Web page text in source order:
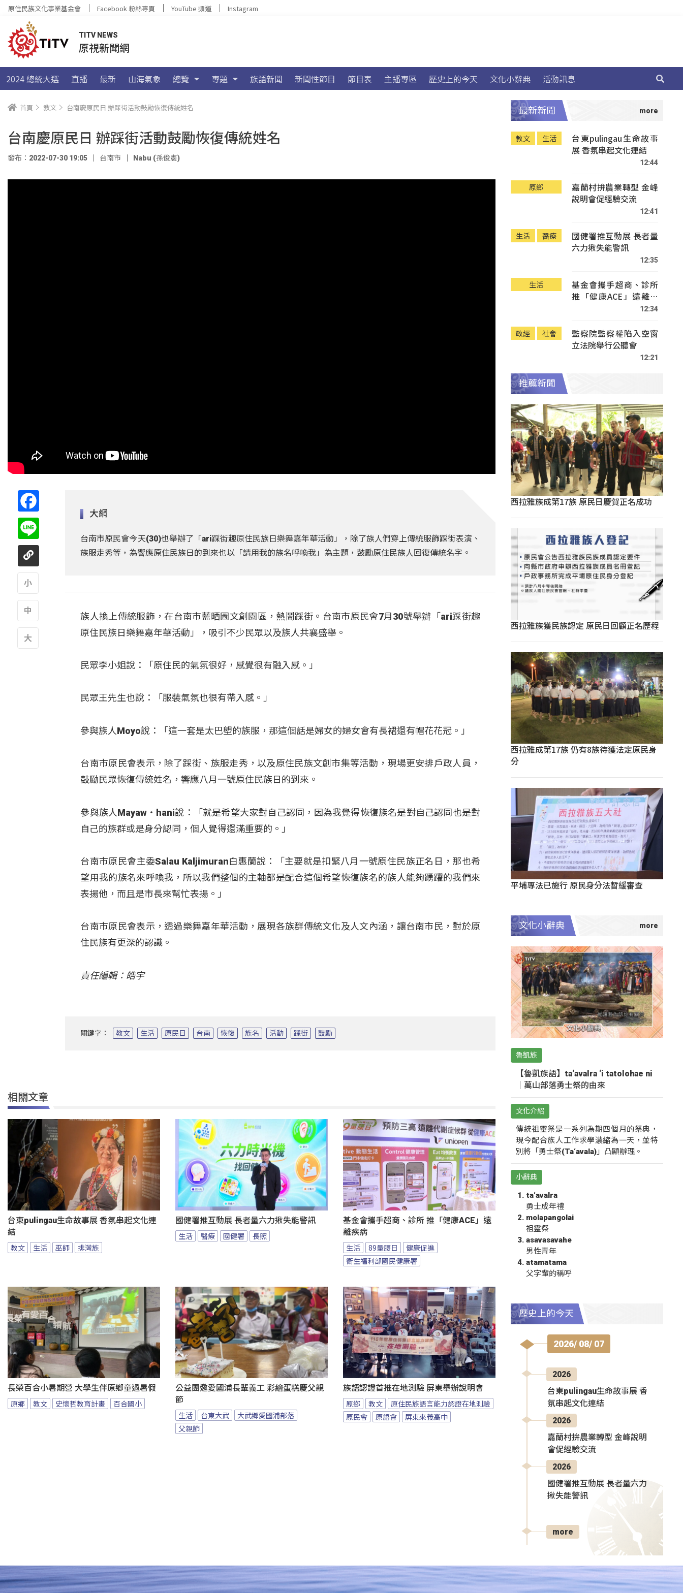
原住民族文化事業基金會 Facebook 粉絲專頁 YouTube 頻道 Instagram
TITV NEWS
原視新聞網
2024 總統大選 直播 最新 山海氣象 總覽 專題 族語新聞 新聞性節目 節目表 主播專區 歷史上的今天 文化小辭典 活動訊息
首頁 教文 台南慶原民日 辦踩街活動鼓勵恢復傳統姓名
台南慶原民日 辦踩街活動鼓勵恢復傳統姓名
發布：2022-07-30 19:05 台南市 Nabu (孫俊憲)
大綱
台南市原民會今天(30)也舉辦了「ari踩街趣原住民族日樂舞嘉年華活動」，除了族人們穿上傳統服飾踩街表演、
族服走秀等，為響應原住民族日的到來也以「請用我的族名呼喚我」為主題，鼓勵原住民族人回復傳統名字。
族人換上傳統服飾，在台南市藍晒圖文創園區，熱鬧踩街。台南市原民會7月30號舉辦「ari踩街趣
原住民族日樂舞嘉年華活動」，吸引不少民眾以及族人共襄盛舉。
民眾李小姐說：「原住民的氣氛很好，感覺很有融入感。」
民眾王先生也說：「服裝氣氛也很有帶入感。」
參與族人Moyo說：「這一套是太巴塱的族服，那這個話是婦女的婦女會有長裙還有帽花花冠。」
台南市原民會表示，除了踩街、族服走秀，以及原住民族文創市集等活動，現場更安排戶政人員，
鼓勵民眾恢復傳統姓名，響應八月一號原住民族日的到來。
參與族人Mayaw‧hani說：「就是希望大家對自己認同，因為我覺得恢復族名是對自己認同也是對
自己的族群或是身分認同，個人覺得還滿重要的。」
台南市原民會主委Salau Kaljimuran白惠蘭說：「主要就是扣緊八月一號原住民族正名日，那也希
望用我的族名來呼喚我，所以我們整個的主軸都是配合這個希望恢復族名的族人能夠踴躍的我們來
表揚他，而且是市長來幫忙表揚。」
台南市原民會表示，透過樂舞嘉年華活動，展現各族群傳統文化及人文內涵，讓台南市民，對於原
住民族有更深的認識。
責任編輯：皓宇
關鍵字： 教文 生活 原民日 台南 恢復 族名 活動 踩街 鼓勵
相關文章
台東pulingau生命故事展 香氛串起文化連
結
教文 生活 巫師 排灣族
國健署推互動展 長者量六力揪失能警訊
生活 醫療 國健署 長照
基金會攜手超商、診所 推「健康ACE」遠
離疾病
生活 89量腰日
健康促進
衛生福利部國民健康署
長榮百合小暑期營 大學生伴原鄉童過暑假
原鄉 教文 史懷哲教育計畫 百合國小
公益團邀愛國浦長輩義工 彩繪蛋糕慶父親
節
生活 台東大武
大武鄉愛國浦部落
父親節
族語認證首推在地測驗 屏東舉辦說明會
原鄉 教文
原住民族語言能力認證在地測驗
原民會
原語會 屏東來義高中
最新新聞
教文 生活
台東pulingau生命故事
展 香氛串起文化連結
12:44
原鄉
嘉蘭村拚農業轉型 金峰
說明會促經驗交流
12:41
生活 醫療
國健署推互動展 長者量
六力揪失能警訊
12:35
生活
基金會攜手超商、診所
推「健康ACE」遠離疾
12:34
政經 社會
監察院監察權陷入空窗
立法院舉行公聽會
12:21
推薦新聞
西拉雅族成第17族 原民日慶賀正名成功
西拉雅族獲民族認定 原民日回顧正名歷程
西拉雅成第17族 仍有8族待獲法定原民身
分
平埔專法已施行 原民身分法暫緩審查
文化小辭典
魯凱族
【魯凱族語】ta‘avalra ‘i tatolohae ni
｜萬山部落勇士祭的由來
文化介紹
傳統祖靈祭是一系列為期四個月的祭典，
現今配合族人工作求學濃縮為一天，並特
別將「勇士祭(Ta‘avala)」凸顯辦理。
小辭典
ta‘avalra
勇士成年禮
molapangolai
祖靈祭
asavasavahe
男性青年
atamatama
父字輩的稱呼
歷史上的今天
2026/ 08/ 07
2026
台東pulingau生命故事展 香
氛串起文化連結
2026
嘉蘭村拚農業轉型 金峰說明
會促經驗交流
2026
國健署推互動展 長者量六力
揪失能警訊
more